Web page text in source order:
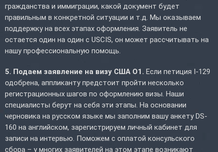
гражданства и иммиграции, какой документ будет
правильным в конкретной ситуации и т.д. Мы оказываем
поддержку на всех этапах оформления. Заявитель не
остается один на один с USCIS, он может рассчитывать на
нашу профессиональную помощь.
5. Подаем заявление на визу США O1. Если петиция I-129
одобрена, аппликанту предстоит пройти несколько
регистрационных шагов по оформлению визы. Наши
специалисты берут на себя эти этапы. На основании
черновика на русском языке мы заполним вашу анкету DS-
160 на английском, зарегистрируем личный кабинет для
записи на интервью. Поможем с оплатой консульского
сбора – у многих заявителей на этом этапе возникают